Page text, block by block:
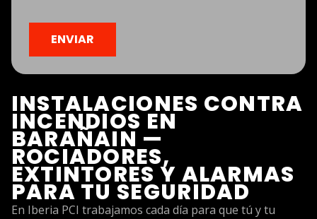
INSTALACIONES CONTRA
INCENDIOS EN
BARAÑAIN —
ROCIADORES,
EXTINTORES Y ALARMAS
PARA TU SEGURIDAD
En Iberia PCI trabajamos cada día para que tú y tu